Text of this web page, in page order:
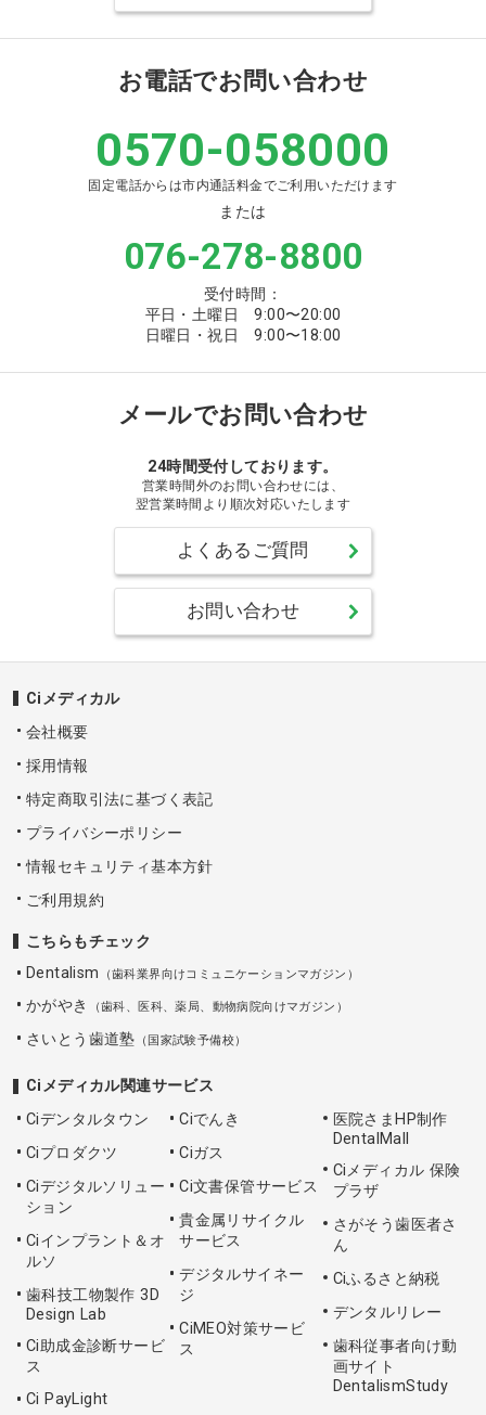
お電話でお問い合わせ
0570-058000
固定電話からは市内通話料金でご利用いただけます
または
076-278-8800
受付時間：
平日・土曜日 9:00〜20:00
日曜日・祝日 9:00〜18:00
メールでお問い合わせ
24時間受付しております。
営業時間外のお問い合わせには、
翌営業時間より順次対応いたします
よくあるご質問
お問い合わせ
Ciメディカル
会社概要
採用情報
特定商取引法に基づく表記
プライバシーポリシー
情報セキュリティ基本方針
ご利用規約
こちらもチェック
Dentalism
（歯科業界向けコミュニケーションマガジン）
かがやき （歯科、医科、薬局、動物病院向けマガジン）
さいとう歯道塾 （国家試験予備校）
Ciメディカル関連サービス
Ciデンタルタウン
Ciプロダクツ
Ciデジタルソリュー
ション
Ciインプラント＆オ
ルソ
歯科技工物製作 3D
Design Lab
Ci助成金診断サービ
ス
Ci PayLight
Ciでんき
Ciガス
Ci文書保管サービス
貴金属リサイクル
サービス
デジタルサイネー
ジ
CiMEO対策サービ
ス
医院さまHP制作
DentalMall
Ciメディカル 保険
プラザ
さがそう歯医者さ
ん
Ciふるさと納税
デンタルリレー
歯科従事者向け動
画サイト
DentalismStudy